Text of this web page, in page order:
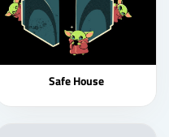
Safe House